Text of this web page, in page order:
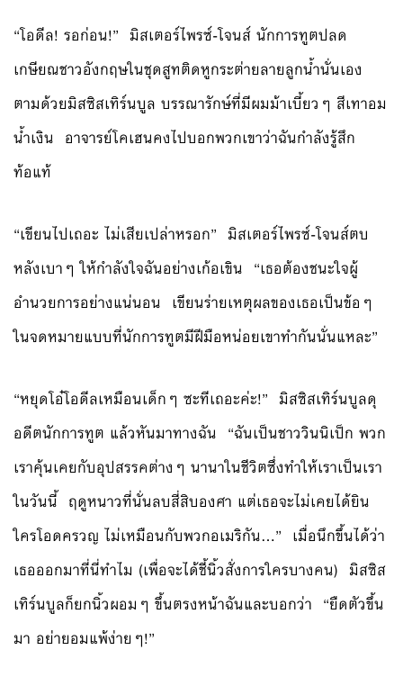
“โอดีล! รอก่อน!” มิสเตอร์ไพรซ์-โจนส์ นักการทูตปลด
เกษียณชาวอังกฤษในชุดสูทติดหูกระต่ายลายลูกน้ำนั่นเอง
ตามด้วยมิสซิสเทิร์นบูล บรรณารักษ์ที่มีผมม้าเบี้ยวๆ สีเทาอม
น้ำเงิน อาจารย์โคเฮนคงไปบอกพวกเขาว่าฉันกำลังรู้สึก
ท้อแท้
“เขียนไปเถอะ ไม่เสียเปล่าหรอก” มิสเตอร์ไพรซ์-โจนส์ตบ
หลังเบาๆ ให้กำลังใจฉันอย่างเก้อเขิน “เธอต้องชนะใจผู้
อำนวยการอย่างแน่นอน เขียนร่ายเหตุผลของเธอเป็นข้อๆ
ในจดหมายแบบที่นักการทูตมีฝีมือหน่อยเขาทำกันนั่นแหละ”
“หยุดโอ๋โอดีลเหมือนเด็กๆ ซะทีเถอะค่ะ!” มิสซิสเทิร์นบูลดุ
อดีตนักการทูต แล้วหันมาทางฉัน “ฉันเป็นชาววินนิเป็ก พวก
เราคุ้นเคยกับอุปสรรคต่างๆ นานาในชีวิตซึ่งทำให้เราเป็นเรา
ในวันนี้ ฤดูหนาวที่นั่นลบสี่สิบองศา แต่เธอจะไม่เคยได้ยิน
ใครโอดครวญ ไม่เหมือนกับพวกอเมริกัน…” เมื่อนึกขึ้นได้ว่า
เธอออกมาที่นี่ทำไม (เพื่อจะได้ชี้นิ้วสั่งการใครบางคน) มิสซิส
เทิร์นบูลก็ยกนิ้วผอมๆ ขึ้นตรงหน้าฉันและบอกว่า “ยืดตัวขึ้น
มา อย่ายอมแพ้ง่ายๆ!”